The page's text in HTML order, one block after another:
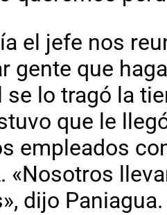
el jefe nos
gente que
se lo tragó la
que le
empleados
«Nosotros
dijo Paniagua.